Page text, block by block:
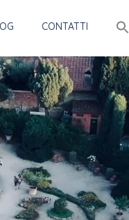
CONTATTI